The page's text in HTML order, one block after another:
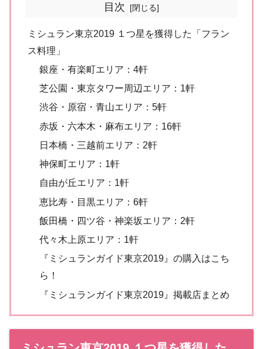
目次
ミシュラン東京2019 １つ星を獲得した「フラン
ス料理」
銀座・有楽町エリア：4軒
芝公園・東京タワー周辺エリア：1軒
渋谷・原宿・青山エリア：5軒
赤坂・六本木・麻布エリア：16軒
日本橋・三越前エリア：2軒
神保町エリア：1軒
自由が丘エリア：1軒
恵比寿・目黒エリア：6軒
飯田橋・四ツ谷・神楽坂エリア：2軒
代々木上原エリア：1軒
『ミシュランガイド東京2019』の購入はこち
ら！
『ミシュランガイド東京2019』掲載店まとめ